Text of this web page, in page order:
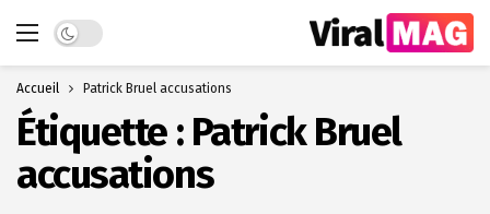
Dark mode
Accueil Patrick Bruel accusations
Étiquette : Patrick Bruel
accusations